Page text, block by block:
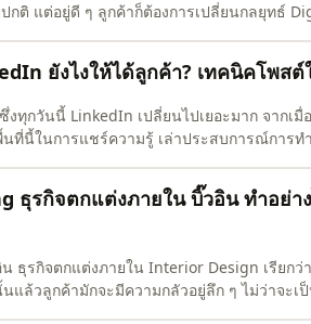
กติ แต่อยู่ดี ๆ ลูกค้าก็ต้องการเปลี่ยนกลยุทธ์
น้นเรื่องของการรับรู้แทน ในฐานะนักการตลาด
ยังไงให้ได้ลูกค้า? เทคนิคโพสต์
ทุกวันนี้ LinkedIn เปลี่ยนไปเยอะมาก จากเมื่
ที่นี้ในการแชร์ความรู้ เล่าประสบการณ์การ
เกิดจากการโพสต์ขายของตรงๆ แต่เกิดจากกา
ธุรกิจตกแต่งภายใน บิ๊วอิน ทำอย่า
ธุรกิจตกแต่งภายใน Interior Design เรียกว่
แล้วลูกค้ามักจะมีความกลัวอยู่ลึก ๆ ไม่ว่าจะเ